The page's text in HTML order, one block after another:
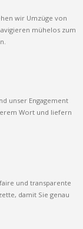
wir Umzüge von
mühelos zum
unser Engagement
Wort und liefern
und transparente
damit Sie genau